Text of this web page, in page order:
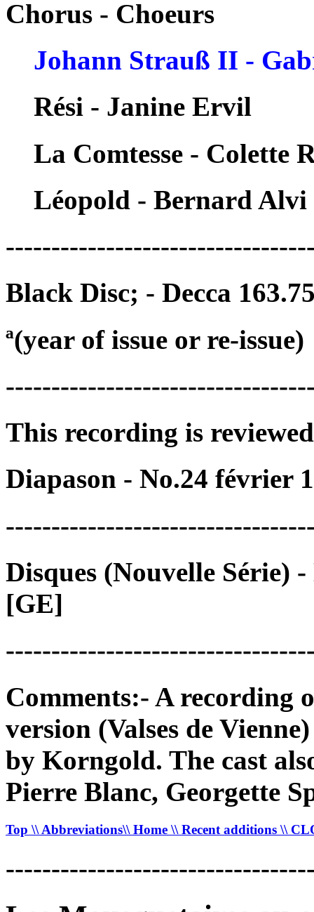
Chorus - Choeurs
Johann Strauß II -
Rési - Janine Ervil
La Comtesse - Colette
Léopold - Bernard Alvi
Black Disc; - Decca
ª(year of issue or re-issue)
This recording is
Diapason - No.24 février
Disques (Nouvelle Série)
[GE]
Comments:- A recording
version (Valses de
by Korngold. The cast
Pierre Blanc, Georgette
Top \\ Abbreviations\\ Home \\ Recent additions \\